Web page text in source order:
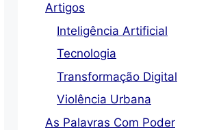
Artigos
Inteligência Artificial
Tecnologia
Transformação Digital
Violência Urbana
As Palavras Com Poder